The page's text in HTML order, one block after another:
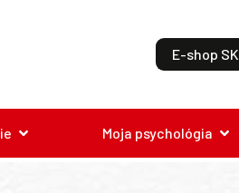
E-shop SK
Moja psychológia